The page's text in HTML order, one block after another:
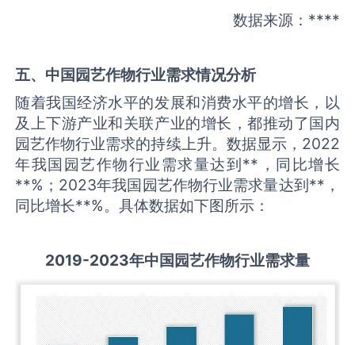
数据来源：****
五、中国园艺作物行业需求情况分析
随着我国经济水平的发展和消费水平的增长，以
及上下游产业和关联产业的增长，都推动了国内
园艺作物行业需求的持续上升。数据显示，2022
年我国园艺作物行业需求量达到**，同比增长
**%；2023年我国园艺作物行业需求量达到**，
同比增长**%。具体数据如下图所示：
2019-2023年中国园艺作物行业需求量